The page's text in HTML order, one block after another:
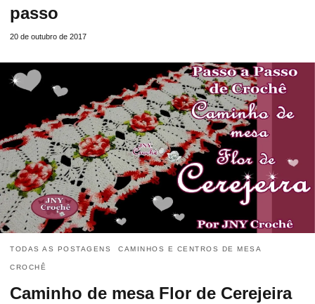
passo
20 de outubro de 2017
TODAS AS POSTAGENS CAMINHOS E CENTROS DE MESA
CROCHÊ
Caminho de mesa Flor de Cerejeira